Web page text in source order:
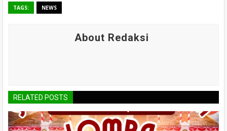
TAGS: NEWS
About Redaksi
RELATED POSTS